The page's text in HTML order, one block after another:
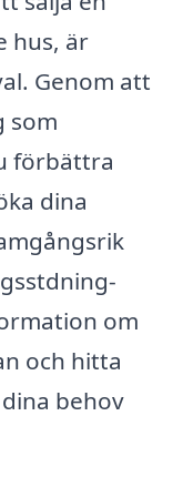
hus, är
Genom att
som
förbättra
dina
om
och hitta
behov